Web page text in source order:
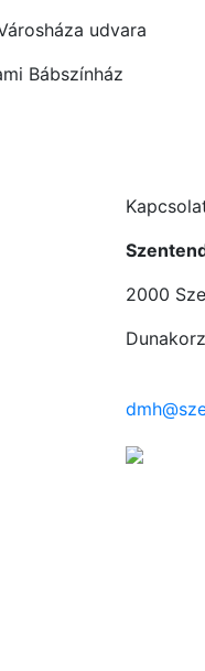
udvara
Bábszínház
2000